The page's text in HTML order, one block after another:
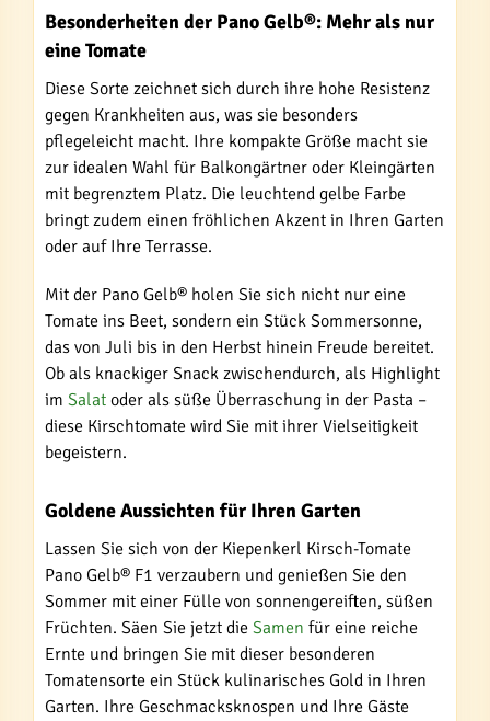
Besonderheiten der Pano Gelb®: Mehr als nur
eine Tomate
Diese Sorte zeichnet sich durch ihre hohe Resistenz
gegen Krankheiten aus, was sie besonders
pflegeleicht macht. Ihre kompakte Größe macht sie
zur idealen Wahl für Balkongärtner oder Kleingärten
mit begrenztem Platz. Die leuchtend gelbe Farbe
bringt zudem einen fröhlichen Akzent in Ihren Garten
oder auf Ihre Terrasse.
Mit der Pano Gelb® holen Sie sich nicht nur eine
Tomate ins Beet, sondern ein Stück Sommersonne,
das von Juli bis in den Herbst hinein Freude bereitet.
Ob als knackiger Snack zwischendurch, als Highlight
im Salat oder als süße Überraschung in der Pasta –
diese Kirschtomate wird Sie mit ihrer Vielseitigkeit
begeistern.
Goldene Aussichten für Ihren Garten
Lassen Sie sich von der Kiepenkerl Kirsch-Tomate
Pano Gelb® F1 verzaubern und genießen Sie den
Sommer mit einer Fülle von sonnengereiften, süßen
Früchten. Säen Sie jetzt die Samen für eine reiche
Ernte und bringen Sie mit dieser besonderen
Tomatensorte ein Stück kulinarisches Gold in Ihren
Garten. Ihre Geschmacksknospen und Ihre Gäste